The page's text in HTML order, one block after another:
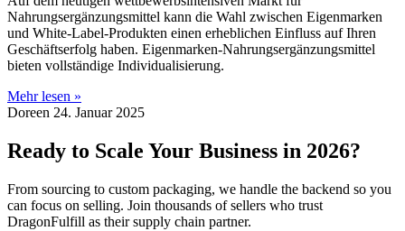
Nahrungsergänzungsmittel kann die Wahl zwischen Eigenmarken
und White-Label-Produkten einen erheblichen Einfluss auf Ihren
Geschäftserfolg haben. Eigenmarken-Nahrungsergänzungsmittel
bieten vollständige Individualisierung.
Mehr lesen »
Doreen 24. Januar 2025
Ready to Scale Your Business in 2026?
From sourcing to custom packaging, we handle the backend so you
can focus on selling. Join thousands of sellers who trust
DragonFulfill as their supply chain partner.